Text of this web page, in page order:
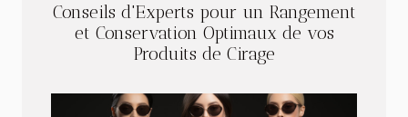
Conseils d'Experts pour un Rangement
et Conservation Optimaux de vos
Produits de Cirage